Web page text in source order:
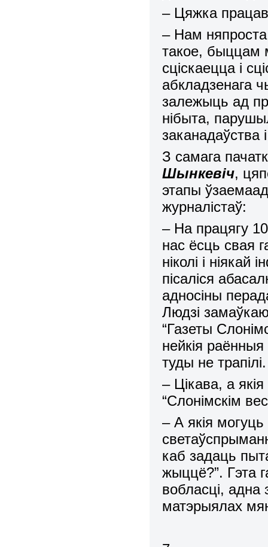
– Цяжка
– Нам
такое, быццам
сціскаецца і
абкладзенага
залежыць ад
нібыта,
заканадаўства
З самага
Шынкевіч,
этапы
журналістаў:
– На працягу
нас ёсць свая
ніколі і
пісаліся
адносіны
Людзі
“Газеты
нейкія
туды не трапілі.
– Цікава, а
“Слонімскім
– А якія
каб задаць
жыццё?”. Гэта
вобласці, адна
матэрыялах